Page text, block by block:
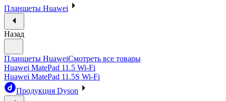
Планшеты Huawei
Назад
Планшеты HuaweiСмотреть все товары
Huawei MatePad 11.5 Wi-Fi
Huawei MatePad 11.5S Wi-Fi
Продукция Dyson